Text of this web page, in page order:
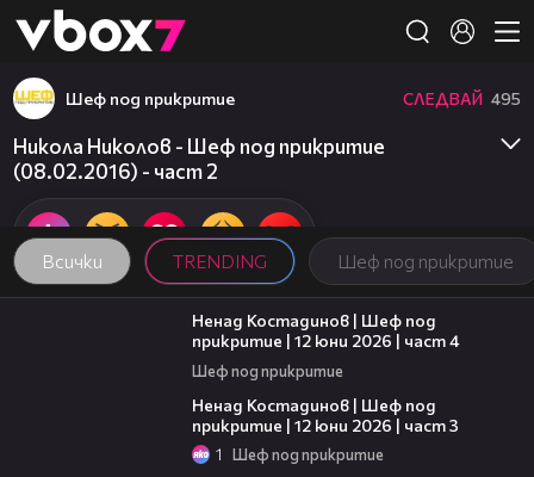
👾
Всички TRENDING Шеф под прикритие
Шеф под прикритие СЛЕДВАЙ 495
Никола Николов - Шеф под прикритие
(08.02.2016) - част 2
16:45
Ненад Костадинов | Шеф под
прикритие | 12 юни 2026 | част 4
Шеф под прикритие
Ненад Костадинов | Шеф под
прикритие | 12 юни 2026 | част 3
1 Шеф под прикритие